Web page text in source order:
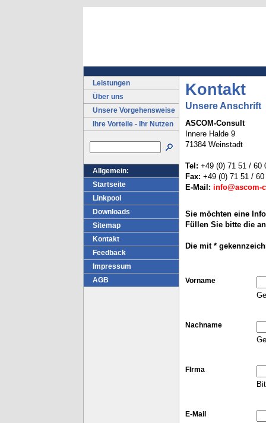
Leistungen
Über uns
Unsere Vorgehensweise
Ihre Vorteile - Ihr Nutzen
Allgemein:
Startseite
Linkpool
Downloads
Sitemap
Kontakt
Feedback
Impressum
AGB
Kontakt
Unsere Anschrift
ASCOM-Consult
Innere Halde 9
71384 Weinstadt
Tel: +49 (0) 71 51 / 60
Fax: +49 (0) 71 51 / 60
E-Mail: info@ascom-
Sie möchten eine
Füllen Sie bitte die
Die mit *
Vorname
Nachname
FIrma
E-Mail